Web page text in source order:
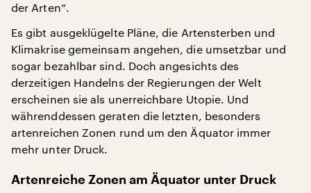
der Arten“.
Es gibt ausgeklügelte Pläne, die Artensterben und
Klimakrise gemeinsam angehen, die umsetzbar und
sogar bezahlbar sind. Doch angesichts des
derzeitigen Handelns der Regierungen der Welt
erscheinen sie als unerreichbare Utopie. Und
währenddessen geraten die letzten, besonders
artenreichen Zonen rund um den Äquator immer
mehr unter Druck.
Artenreiche Zonen am Äquator unter Druck